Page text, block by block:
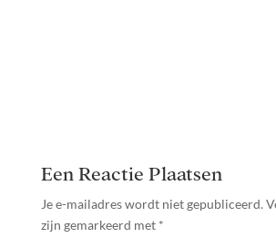
Een Reactie Plaatsen
Je e-mailadres wordt niet gepubliceerd.
zijn gemarkeerd met *